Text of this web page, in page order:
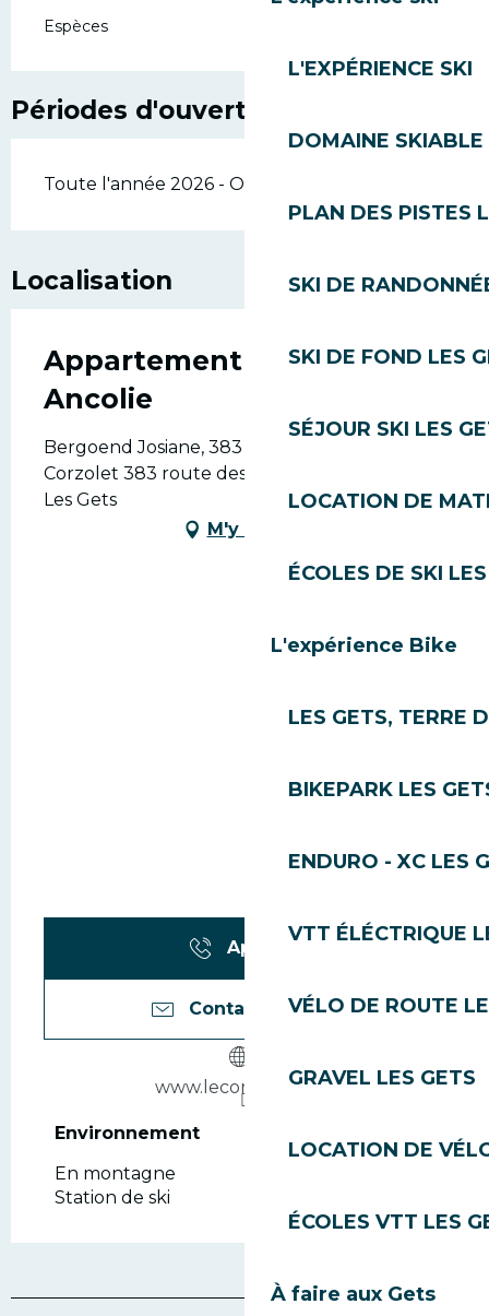
L'EXPÉRIENCE SKI
DOMAINE SKIABLE
PLAN DES PISTES
SKI DE
SKI DE FOND LES
SÉJOUR SKI LES
LOCATION DE
ÉCOLES DE SKI
L'expérience Bike
LES GETS, TERRE
BIKEPARK LES
ENDURO - XC LES
VTT ÉLÉCTRIQUE
VÉLO DE ROUTE
GRAVEL LES GETS
LOCATION DE
ÉCOLES VTT LES
À faire aux Gets
Espèces
Périodes d'ouverture
Toute l'année 2026 - Ouvert tous les jours
Localisation
Appartement Corzolet -
Ancolie
Bergoend Josiane, 383 route des granges, Le
Corzolet 383 route des Grandes Alpes, 74260
Les Gets
M'y rendre
Appeler
Contactez-nous
www.lecorzolet.com
Environnement
Environnement
En montagne
Station de ski